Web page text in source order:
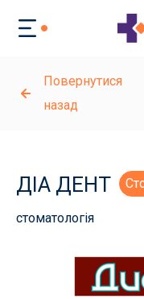
Повернутися
назад
ДІА ДЕНТ
стоматологія